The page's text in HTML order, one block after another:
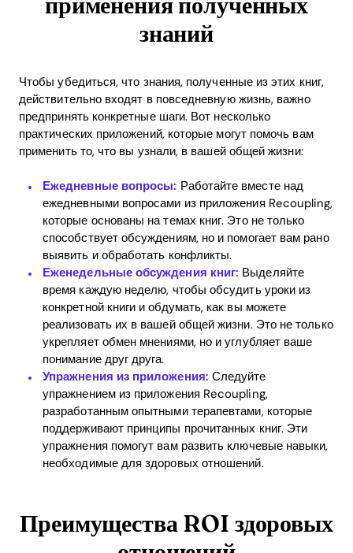
Home
Blog
Download
знаний
Чтобы убедиться, что знания, полученные из этих книг,
действительно входят в повседневную жизнь, важно
предпринять конкретные шаги. Вот несколько
практических приложений, которые могут помочь вам
применить то, что вы узнали, в вашей общей жизни:
Ежедневные вопросы: Работайте вместе над
ежедневными вопросами из приложения Recoupling,
которые основаны на темах книг. Это не только
способствует обсуждениям, но и помогает вам рано
выявить и обработать конфликты.
Еженедельные обсуждения книг: Выделяйте
время каждую неделю, чтобы обсудить уроки из
конкретной книги и обдумать, как вы можете
реализовать их в вашей общей жизни. Это не только
укрепляет обмен мнениями, но и углубляет ваше
понимание друг друга.
Упражнения из приложения: Следуйте
упражнением из приложения Recoupling,
разработанным опытными терапевтами, которые
поддерживают принципы прочитанных книг. Эти
упражнения помогут вам развить ключевые навыки,
необходимые для здоровых отношений.
Преимущества ROI здоровых